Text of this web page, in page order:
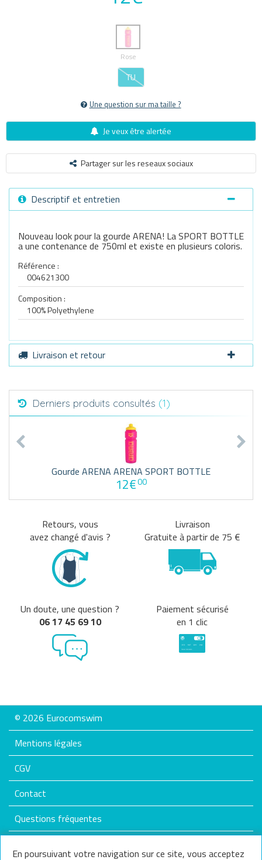
Rose
TU
Une question sur ma taille ?
Je veux être alertée
Partager sur les reseaux sociaux
Descriptif et entretien
Nouveau look pour la gourde ARENA! La SPORT BOTTLE
a une contenance de 750ml et existe en plusieurs coloris.
Référence :
004621300
Composition :
100% Polyethylene
Livraison et retour
Derniers produits consultés (1)
Gourde ARENA ARENA SPORT BOTTLE
12€00
Retours, vous
avez changé d'avis ?
Livraison
Gratuite à partir de 75 €
Un doute, une question ?
06 17 45 69 10
Paiement sécurisé
en 1 clic
© 2026 Eurocomswim
Mentions légales
CGV
Contact
Questions fréquentes
En poursuivant votre navigation sur ce site, vous acceptez